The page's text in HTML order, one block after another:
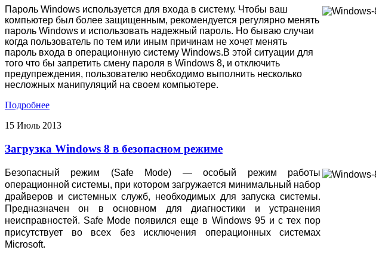
Пароль Windows используется для входа в систему. Чтобы ваш
компьютер был более защищенным, рекомендуется регулярно менять
пароль Windows и использовать надежный пароль. Но бываю случаи
когда пользователь по тем или иным причинам не хочет менять
пароль входа в операционную систему Windows.В этой ситуации для
того что бы запретить смену пароля в Windows 8, и отключить
предупреждения, пользователю необходимо выполнить несколько
несложных манипуляций на своем компьютере.
Подробнее
15 Июль 2013
Загрузка Windows 8 в безопасном режиме
Безопасный режим (Safe Mode) — особый режим работы
операционной системы, при котором загружается минимальный набор
драйверов и системных служб, необходимых для запуска системы.
Предназначен он в основном для диагностики и устранения
неисправностей. Safe Mode появился еще в Windows 95 и с тех пор
присутствует во всех без исключения операционных системах
Microsoft.